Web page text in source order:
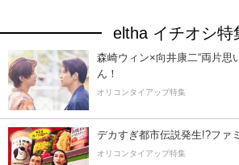
eltha イチオシ特
森崎ウィン×向井康二“両片思
ん！
オリコンタイアップ特集
デカすぎ都市伝説発生!?ファ
オリコンタイアップ特集